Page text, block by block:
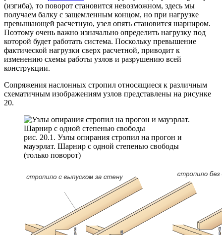
(изгиба), то поворот становится невозможном, здесь мы
получаем балку с защемленным концом, но при нагрузке
превышающей расчетную, узел опять становится шарниром.
Поэтому очень важно изначально определить нагрузку под
которой будет работать система. Поскольку превышение
фактической нагрузки сверх расчетной, приводит к
изменению схемы работы узлов и разрушению всей
конструкции.
Сопряжения наслонных стропил относящиеся к различным
схематичным изображениям узлов представлены на рисунке
20.
рис. 20.1. Узлы опирания стропил на прогон и
мауэрлат. Шарнир с одной степенью свободы
(только поворот)